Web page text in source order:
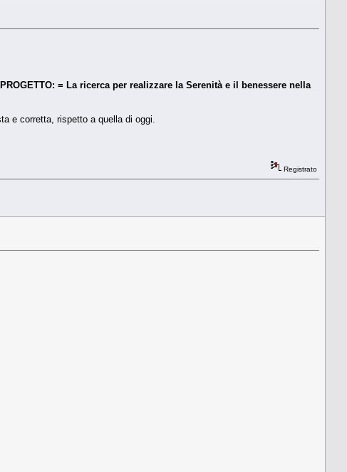
= La ricerca per realizzare la Serenità e il benessere nella
e corretta, rispetto a quella di oggi.
Registrato